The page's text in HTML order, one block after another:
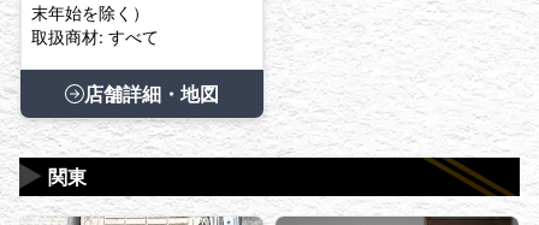
末年始を除く）
取扱商材: すべて
店舗詳細・地図
関東
▶